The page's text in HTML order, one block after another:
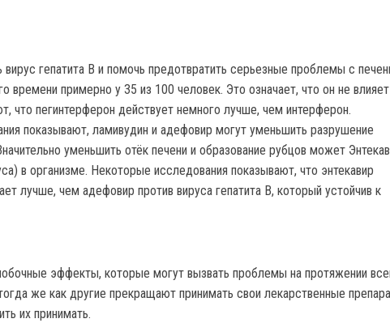
гепатита В и помочь предотвратить серьезные проблемы с
времени примерно у 35 из 100 человек. Это означает, что он не
что пегинтерферон действует немного лучше, чем интерферон.
показывают, ламивудин и адефовир могут уменьшить разрушение
уменьшить отёк печени и образование рубцов может
в организме. Некоторые исследования показывают, что энтекавир
лучше, чем адефовир против вируса гепатита В, который устойчив к
эффекты, которые могут вызвать проблемы на протяжении
же как другие прекращают принимать свои лекарственные
их принимать.